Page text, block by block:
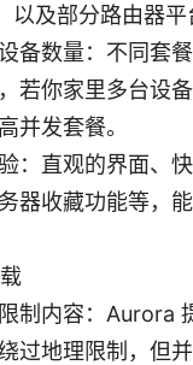
及部分路由器平
备数量：不同套
若你家里多台设备
并发套餐。
：直观的界面、
器收藏功能等，
制内容：Aurora
过地理限制，但